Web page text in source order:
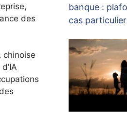
des
chinoise
banque :
cas